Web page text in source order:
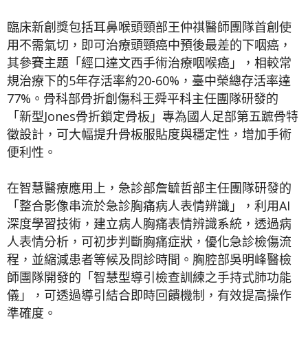
臨床新創獎包括耳鼻喉頭頸部王仲祺醫師團隊首創使
用不需氣切，即可治療頭頸癌中預後最差的下咽癌，
其參賽主題「經口達文西手術治療咽喉癌」，相較常
規治療下的5年存活率約20-60%，臺中榮總存活率達
77%。骨科部骨折創傷科王舜平科主任團隊研發的
「新型Jones骨折鎖定骨板」專為國人足部第五蹠骨特
徵設計，可大幅提升骨板服貼度與穩定性，增加手術
便利性。
在智慧醫療應用上，急診部詹毓哲部主任團隊研發的
「整合影像串流於急診胸痛病人表情辨識」，利用AI
深度學習技術，建立病人胸痛表情辨識系統，透過病
人表情分析，可初步判斷胸痛症狀，優化急診檢傷流
程，並縮減患者等候及問診時間。胸腔部吳明峰醫檢
師團隊開發的「智慧型導引檢查訓練之手持式肺功能
儀」，可透過導引結合即時回饋機制，有效提高操作
準確度。